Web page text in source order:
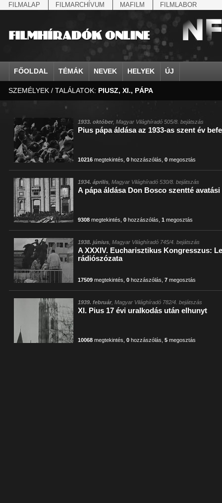
FILMALAP FILMARCHÍVUM MAFILM FILMLABOR
FŐOLDAL TÉMÁK NEVEK HELYEK ÚJ
agrárium
államfő
államosítás
Állatkert
állatvilág
amerikai magyarok
Anschluss
antant
antant
április 4.
arisztokrácia
IV. Béla, magyar királ...
Aarons-Hughes, Ruth
Abe Nobuyuki
Aczél György
Aczél Ilona
Ádám Zoltán
Ady Endre
Agárdi Gábor
Ágotai Géza, dr.
Aimone savoya-
Albert Ferenc
Albert Ferenc
Aarau
Abapuszta
Abony
Ácsteszér
Addisz-Abeba
Adony
Adua
Afrika
Alag
Albánia
SZEMÉLYEK / TALÁLATOK: PIUSZ, XI., PÁPA
1933. október, Magyar Világhíradó 505/8. bejátszás
Pius pápa áldása az 1933-as szent év
10216 megtekintés ,0 hozzászólás ,0 megosztás
1934. április , Magyar Világhíradó 530/8. bejátszás
A pápa áldása Don Bosco szentté
9308 megtekintés ,0 hozzászólás ,1 megosztás
1938. június , Magyar Világhíradó 745/4. bejátszás
A XXXIV. Eucharisztikus Kongresszus:
rádiószózata
17509 megtekintés ,0 hozzászólás ,7 megosztás
1939. február, Magyar Világhíradó 782/4. bejátszás
XI. Pius 17 évi uralkodás után elhunyt
10068 megtekintés ,0 hozzászólás ,5 megosztás